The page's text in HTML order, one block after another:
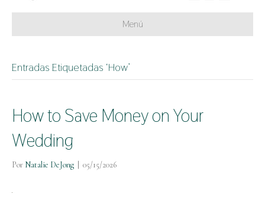
Menú
Entradas Etiquetadas ‘How’
How to Save Money on Your
Wedding
Por Natalie DeJong 05/15/2026